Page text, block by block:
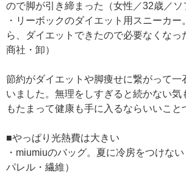
ので脚が引き締まった（女性／32歳／ソ
・リーボックのダイエット用スニーカー
ら、ダイエットできたので必要なくなっ
商社・卸）
節約がダイエットや脚痩せに繋がって一
いました。無理をしすぎると続かない気
もたまって健康も手に入るならいいこと
■やっぱり光熱費は大きい
・miumiuのバッグ。夏に冷房をつけな
パレル・繊維）